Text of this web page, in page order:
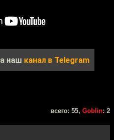
наш канал в Telegram
всего: 55, Goblin: 2